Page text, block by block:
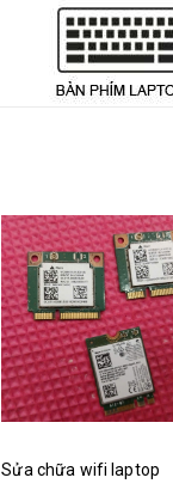
Sửa chữa wifi laptop